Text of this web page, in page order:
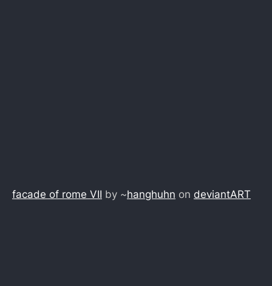
facade of rome VII by ~hanghuhn on deviantART